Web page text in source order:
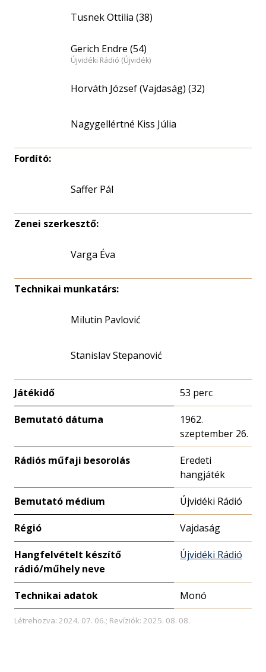
Tusnek Ottilia (38)
Gerich Endre (54)
Újvidéki Rádió (Újvidék)
Horváth József (Vajdaság) (32)
Nagygellértné Kiss Júlia
Fordító:
Saffer Pál
Zenei szerkesztő:
Varga Éva
Technikai munkatárs:
Milutin Pavlović
Stanislav Stepanović
Játékidő 53 perc
Bemutató dátuma
1962.
szeptember 26.
Rádiós műfaji besorolás
Eredeti
hangjáték
Bemutató médium Újvidéki Rádió
Régió Vajdaság
Hangfelvételt készítő
rádió/műhely neve
Újvidéki Rádió
Technikai adatok Monó
Létrehozva: 2024. 07. 06.; Revíziók: 2025. 08. 08.